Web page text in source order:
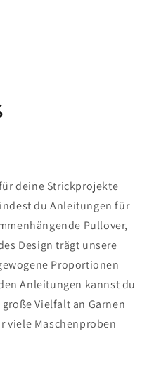
deine Strickprojekte
du Anleitungen für
Pullover,
Design trägt unsere
Proportionen
Anleitungen kannst du
Vielfalt an Garnen
viele Maschenproben